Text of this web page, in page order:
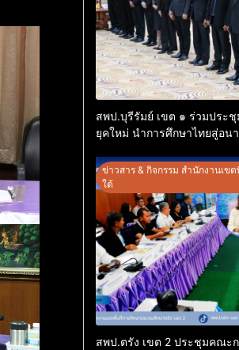
สพป.บุรีรัมย์ เขต ๑ ร่วมประ
ยุคใหม่ นำการศึกษาไทยสู่อน
ข่าวสาร & กิจกรรม สำนักงานเข
ใต้
สพป.ตรัง เขต 2 ประชุมคณะ